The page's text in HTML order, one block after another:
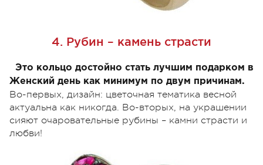
4. Рубин – камень страсти
Это кольцо достойно стать лучшим подарком в
Женский день как минимум по двум причинам.
Во-первых, дизайн: цветочная тематика весной
актуальна как никогда. Во-вторых, на украшении
сияют очаровательные рубины – камни страсти и
любви!